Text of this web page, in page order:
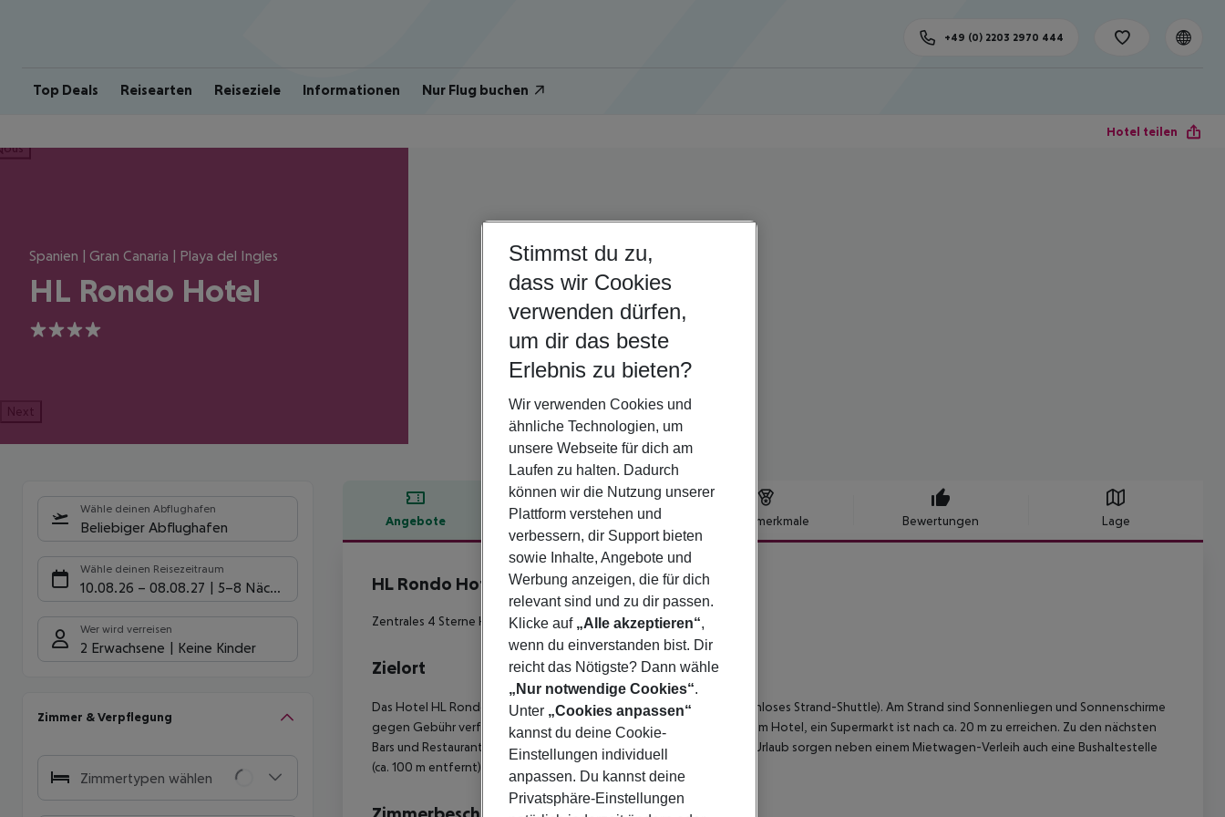
Top Deals Reisearten Reiseziele Informationen Nur Flug buchen
+49 (0) 2203 2970 444
Hotel teilen
Spanien | Gran Canaria | Playa del Ingles
HL Rondo Hotel
4
Next
Wähle deinen Abflughafen
Beliebiger Abflughafen
Wähle deinen Reisezeitraum
10.08.26 – 08.08.27 5-8 Nächte
Wer wird verreisen
2 Erwachsene Keine Kinder
Zimmer & Verpflegung
Zimmertypen wählen
Angebote Hotelbeschreibung Hotelmerkmale Bewertungen Lage
Hotelbeschreibung
HL Rondo Hotel
4
Zentrales 4 Sterne Hotel in Playa del Ingles!
Zielort
Das Hotel HL Rondo befindet sich ca. 1,5 km vom Sandstrand (kostenloses Strand-Shuttle). Am Strand sind Sonnenliegen und Sonnenschirme
gegen Gebühr verfügbar. Einkaufsmöglichkeiten liegen ca. 800 m vom Hotel, ein Supermarkt ist nach ca. 20 m zu erreichen. Zu den nächsten
Bars und Restaurants gelangt man nach rund 200 m. Für Mobilität im Urlaub sorgen neben einem Mietwagen-Verleih auch eine Bushaltestelle
(ca. 100 m entfernt). Der Flughafen (LPA) ist ca. 30 km entfernt.
Stimmst du zu,
dass wir Cookies
verwenden dürfen,
um dir das beste
Erlebnis zu bieten?
Wir verwenden Cookies und
ähnliche Technologien, um
unsere Webseite für dich am
Laufen zu halten. Dadurch
können wir die Nutzung unserer
Plattform verstehen und
verbessern, dir Support bieten
sowie Inhalte, Angebote und
Werbung anzeigen, die für dich
relevant sind und zu dir passen.
Klicke auf „Alle akzeptieren“,
wenn du einverstanden bist. Dir
reicht das Nötigste? Dann wähle
„Nur notwendige Cookies“.
Unter „Cookies anpassen“
kannst du deine Cookie-
Einstellungen individuell
anpassen. Du kannst deine
Privatsphäre-Einstellungen